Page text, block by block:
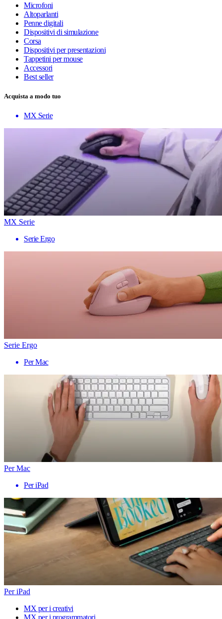
Microfoni
Altoparlanti
Penne digitali
Dispositivi di simulazione
Corsa
Dispositivi per presentazioni
Tappetini per mouse
Accessori
Best seller
Acquista a modo tuo
MX Serie
MX Serie
Serie Ergo
Serie Ergo
Per Mac
Per Mac
Per iPad
Per iPad
MX per i creativi
MX per i programmatori